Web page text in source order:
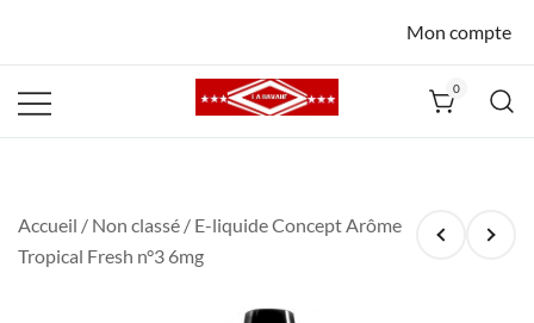
Mon compte
0
Accueil / Non classé / E-liquide Concept Arôme
Tropical Fresh n°3 6mg